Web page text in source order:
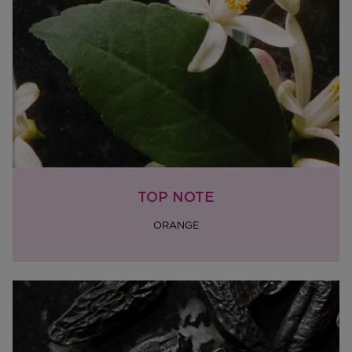
Na ontvangst van jouw bestelling producten heb je 14
dagen om deze (gedeeltelijk) terug te sturen of te
herroepen. Na de herroeping heb je dan nog eens 14
dagen de tijd om de producten te retourneren. Om
jouw bestelling te herroepen, kun je contact met ons
opnemen of gebruikmaken van een
modelformulier
voor herroeping
Omruilen of terugbrengen in de winkel
Je mag het product ook terugbrengen of omruilen in
retourformulier in te vullen. Neem wel je
orderbevestiging mee.
pagina.
TOP NOTE
ORANGE